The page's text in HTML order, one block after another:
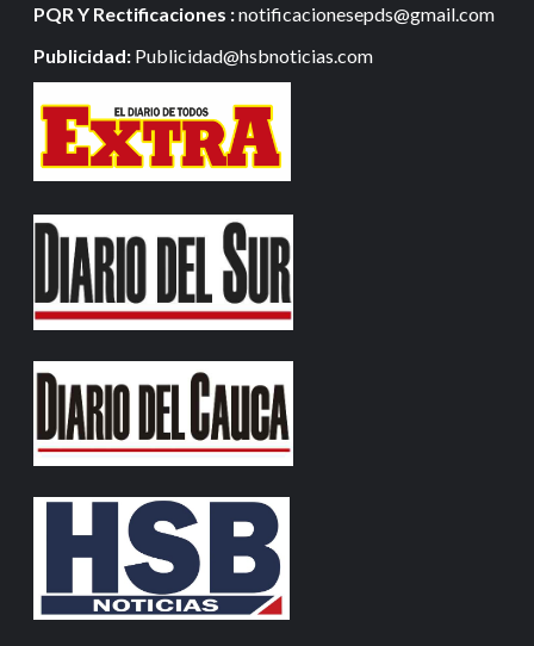
PQR Y Rectificaciones :notificacionesepds@gmail.com
Publicidad: Publicidad@hsbnoticias.com